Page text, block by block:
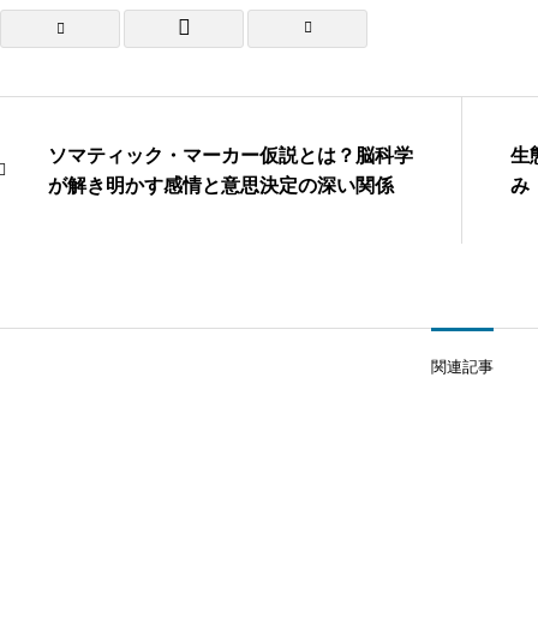
ソマティック・マーカー仮説とは？脳科学
が解き明かす感情と意思決定の深い関係
生
み
関連記事